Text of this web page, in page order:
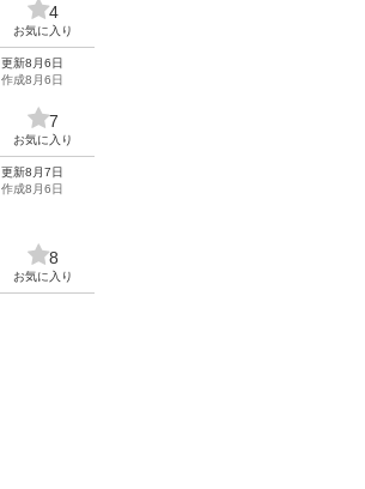
4
お気に入り
更新8月6日
作成8月6日
7
お気に入り
更新8月7日
作成8月6日
8
お気に入り